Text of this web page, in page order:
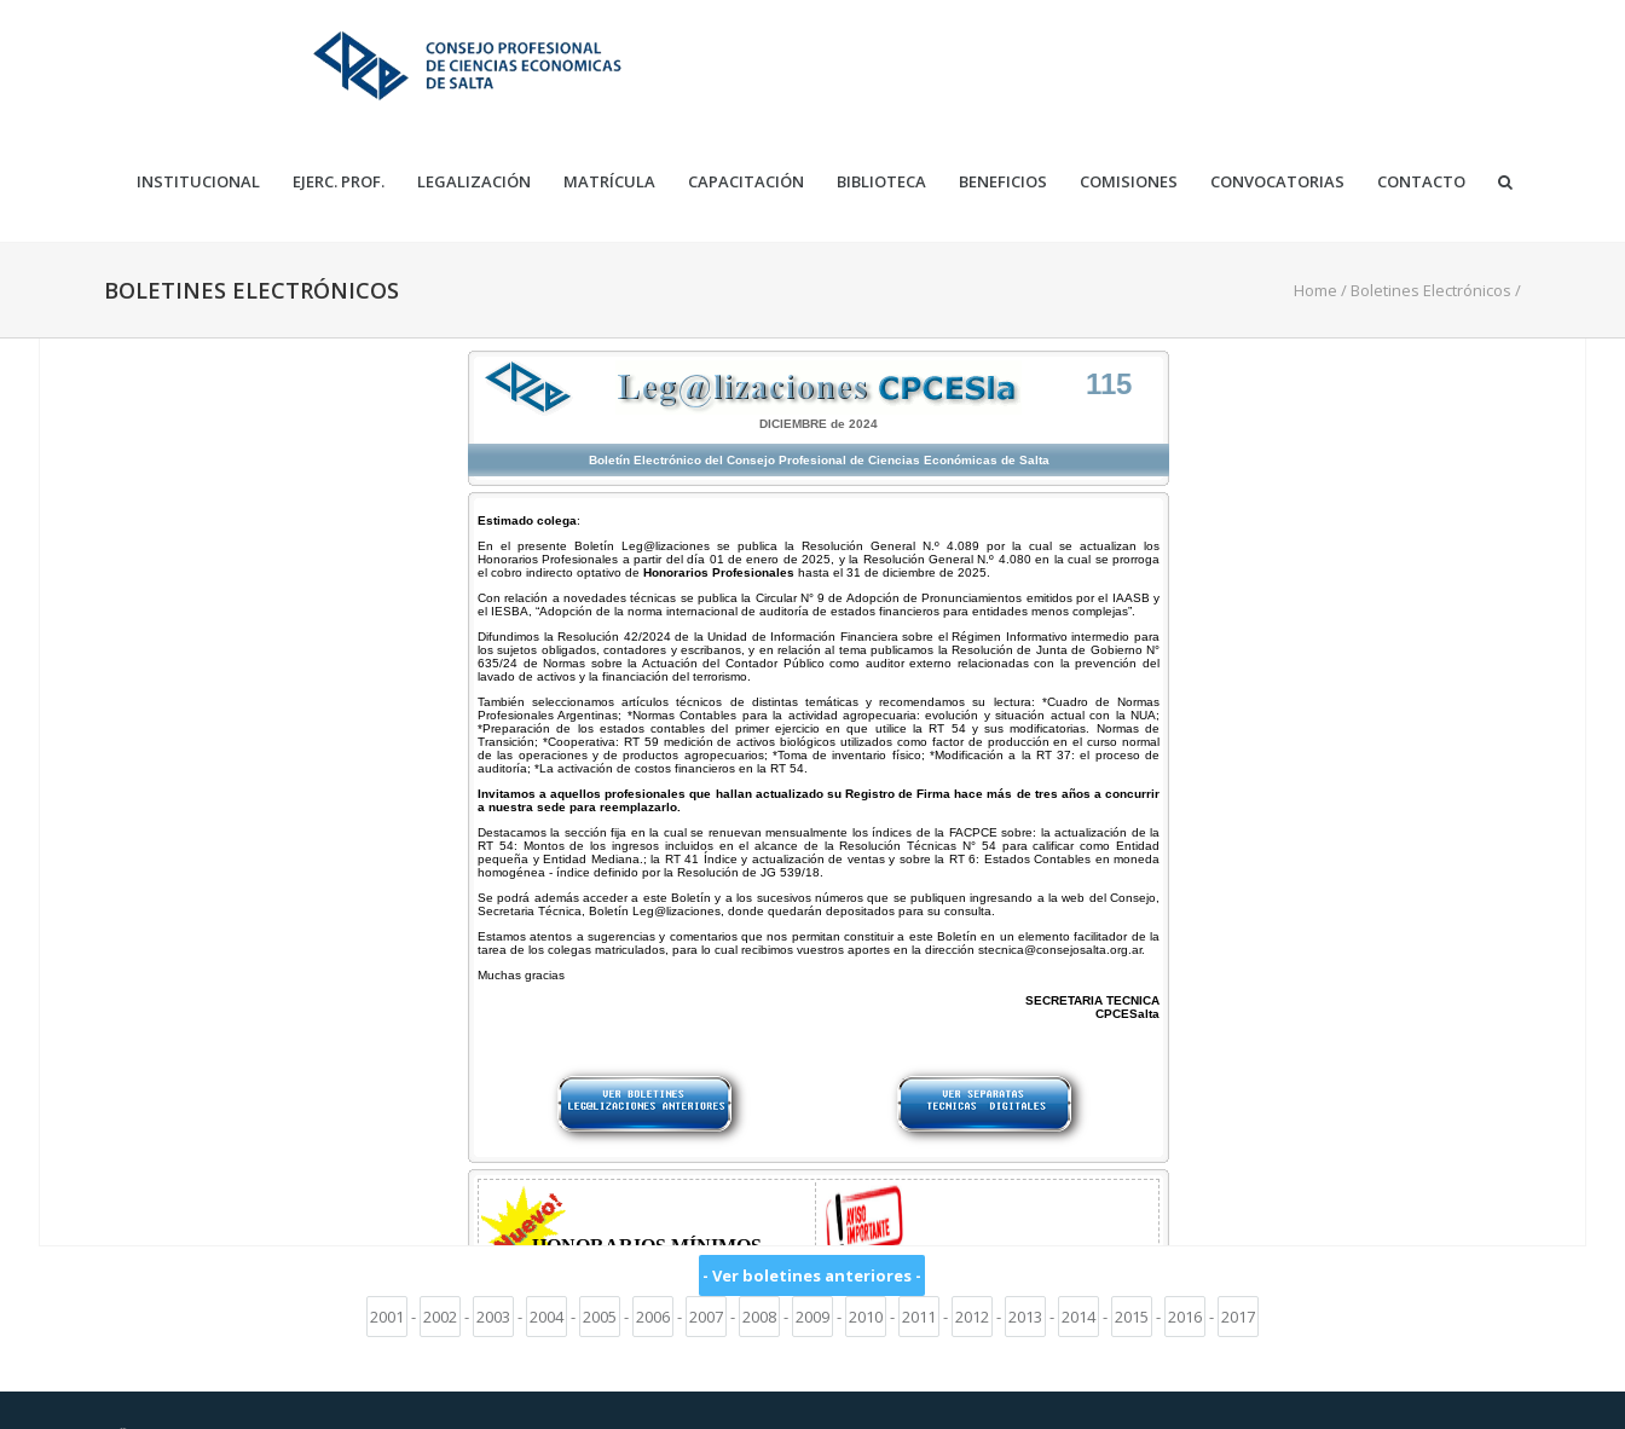
INSTITUCIONAL EJERC. PROF. LEGALIZACIÓN MATRÍCULA CAPACITACIÓN BIBLIOTECA BENEFICIOS COMISIONES CONVOCATORIAS CONTACTO
BOLETINES ELECTRÓNICOS Home / Boletines Electrónicos /
- Ver boletines anteriores -
2001 - 2002 - 2003 - 2004 - 2005 - 2006 - 2007 - 2008 - 2009 - 2010 - 2011 - 2012 - 2013 - 2014 - 2015 - 2016 - 2017